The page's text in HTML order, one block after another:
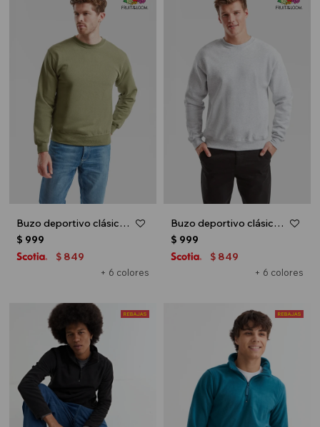
Buzo deportivo clásico escote redondo - UNISEX - Verde oliva
+ 6 colores
$ 999
$ 849
Buzo deportivo clásico escote redondo - UNISEX - Gris melange claro
+ 6 colores
$ 999
$ 849